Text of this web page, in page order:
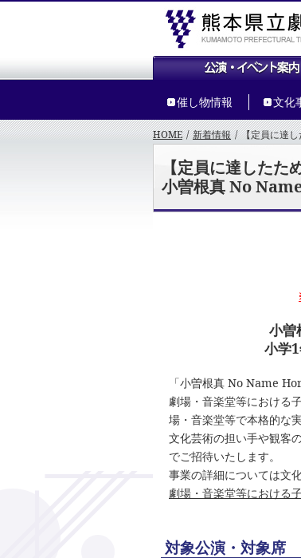
催し物情報 文化
HOME / 新着情報 / 【定員に達
小曽根真 No
【定員に達した
小曽根真 No
小曽
小学
「小曽根真 No Name
劇場・音楽堂等における
場・音楽堂等で本格的な
文化芸術の担い手や観客
でご招待いたします。
事業の詳細については文
劇場・音楽堂等における
対象公演・対象席